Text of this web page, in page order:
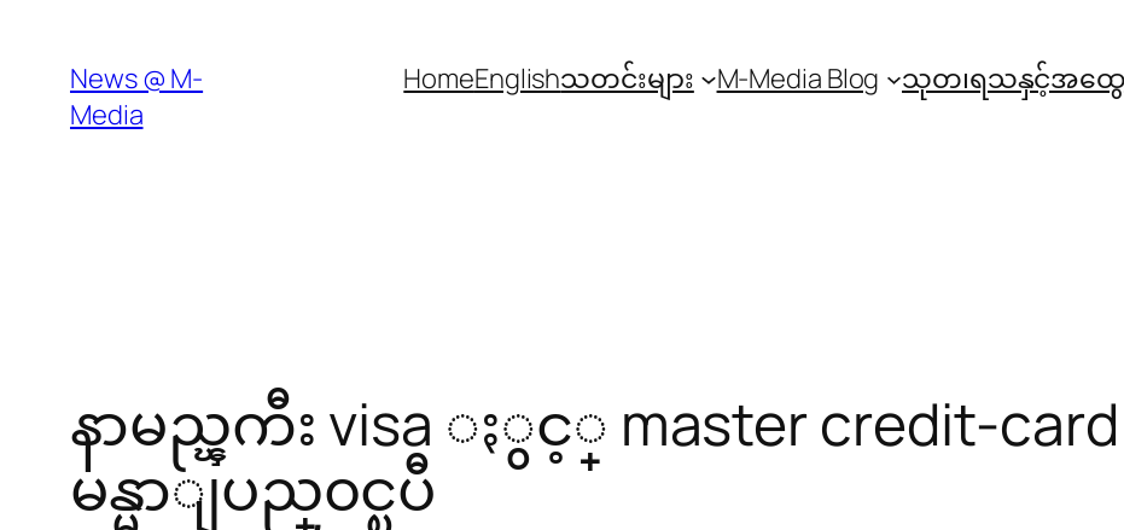
content
News @ M-
Media
HomeEnglishသတင်းများ M-Media Blog သုတ၊ရသနှင့်အထွ
နာမည္ၾကီး visa ႏွင့္ master credit-
မန္မာျပည္၀င္ၿပီ